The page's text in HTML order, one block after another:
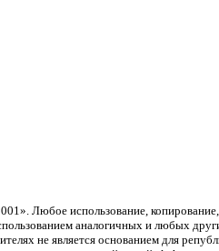
Любое использование,
аналогичных и любых
не является основанием для